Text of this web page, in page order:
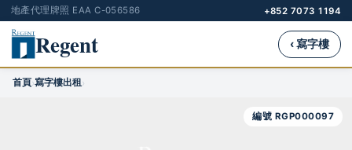
地產代理牌照 EAA C-056586 +852 7073 1194
Regent ‹ 寫字樓
首頁›寫字樓出租›
編號 RGP000097